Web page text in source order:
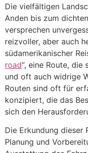
Die vielfältigen
Anden bis zum
versprechen
reizvoller, aber auch
südamerikanischer
road“, eine Route, die
und oft auch widrige
Routen sind oft für
konzipiert, die das
sich den
Die Erkundung
Planung und